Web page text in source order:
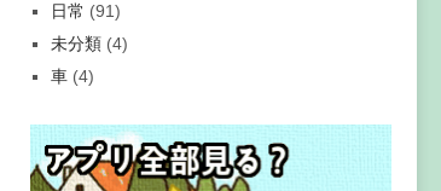
日常 (91)
未分類 (4)
車 (4)